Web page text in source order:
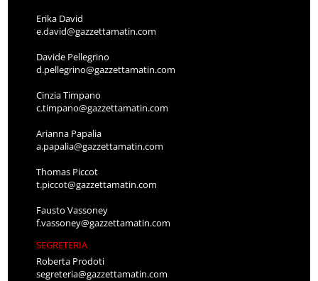
Erika David
e.david@gazzettamatin.com
Davide Pellegrino
d.pellegrino@gazzettamatin.com
Cinzia Timpano
c.timpano@gazzettamatin.com
Arianna Papalia
a.papalia@gazzettamatin.com
Thomas Piccot
t.piccot@gazzettamatin.com
Fausto Vassoney
f.vassoney@gazzettamatin.com
SEGRETERIA
Roberta Prodoti
segreteria@gazzettamatin.com